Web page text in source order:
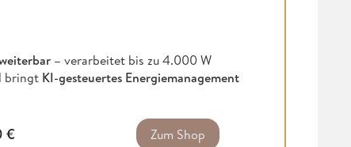
– verarbeitet bis zu 4.000 W
bringt KI-gesteuertes Energiemanagement
€ Zum Shop